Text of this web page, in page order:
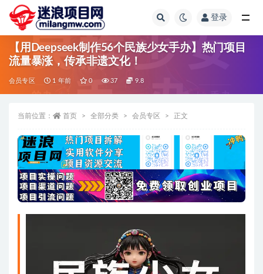
登录
【用Deepseek制作56个民族少女手办】热门项目
流量暴涨，传承非遗文化！
会员专区 1 年前 0 37 9.8
当前位置： 首页 全部分类 会员专区 正文
全部